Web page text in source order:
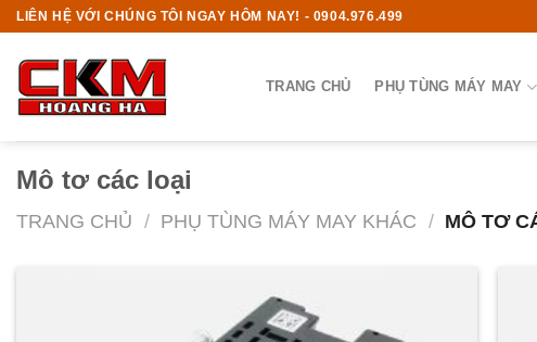
Skip
content
LIÊN HỆ VỚI CHÚNG TÔI NGAY HÔM NAY! - 0904.976.499
TRANG CHỦ PHỤ TÙNG MÁY MAY
Mô tơ các loại
TRANG CHỦ / PHỤ TÙNG MÁY MAY KHÁC / MÔ TƠ